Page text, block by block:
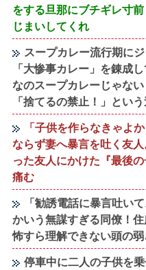
をする旦那にブチギレ寸
じまいしてくれ
スープカレー流行期に
「大惨事カレー」を錬成
なのスープカレーじゃな
「捨てるの禁止！」とい
「子供を作らなきゃよ
ならず妻へ暴言を吐く友
った友人にかけた『最後
痛む
「勧誘電話に暴言吐い
かいう無謀すぎる同僚！
怖すら理解できない頭の
停車中に二人の子供を